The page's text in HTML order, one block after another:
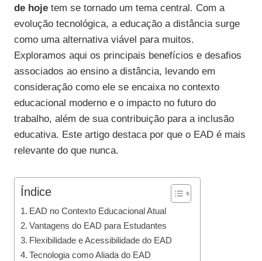
de hoje tem se tornado um tema central. Com a
evolução tecnológica, a educação a distância surge
como uma alternativa viável para muitos.
Exploramos aqui os principais benefícios e desafios
associados ao ensino a distância, levando em
consideração como ele se encaixa no contexto
educacional moderno e o impacto no futuro do
trabalho, além de sua contribuição para a inclusão
educativa. Este artigo destaca por que o EAD é mais
relevante do que nunca.
Índice
EAD no Contexto Educacional Atual
Vantagens do EAD para Estudantes
Flexibilidade e Acessibilidade do EAD
Tecnologia como Aliada do EAD